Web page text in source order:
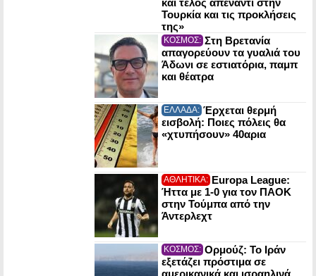
Τουρκία και τις προκλήσεις
της»
ΚΟΣΜΟΣ: Στη Βρετανία
απαγορεύουν τα γυαλιά του
Άδωνι σε εστιατόρια, παμπ
και θέατρα
ΕΛΛΑΔΑ: Έρχεται θερμή
εισβολή: Ποιες πόλεις θα
«χτυπήσουν» 40αρια
ΑΘΛΗΤΙΚΑ: Europa League:
Ήττα με 1-0 για τον ΠΑΟΚ
στην Τούμπα από την
Άντερλεχτ
ΚΟΣΜΟΣ: Ορμούζ: Το Ιράν
εξετάζει πρόστιμα σε
αμερικανικά και ισραηλινά